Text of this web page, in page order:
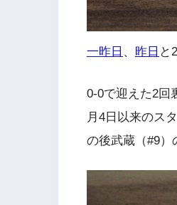
一昨日 、 昨日 と
0-0で迎えた2回
月4日以来のス
の後武蔵（#9）